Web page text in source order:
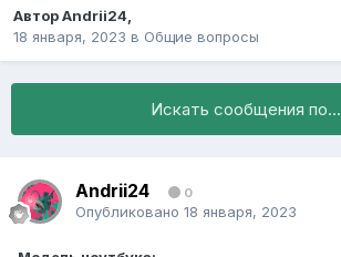
АвторAndrii24,
18 января, 2023 в Общие вопросы
Искать сообщения по...
Andrii24 0
Опубликовано 18 января, 2023